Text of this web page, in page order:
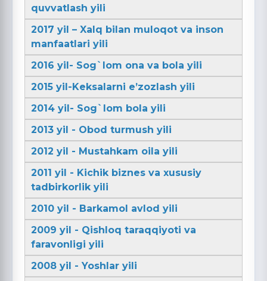
quvvatlash yili
2017 yil – Xalq bilan muloqot va inson
manfaatlari yili
2016 yil- Sog`lom ona va bola yili
2015 yil-Keksalarni e’zozlash yili
2014 yil- Sog`lom bola yili
2013 yil - Obod turmush yili
2012 yil - Mustahkam oila yili
2011 yil - Kichik biznes va xususiy
tadbirkorlik yili
2010 yil - Barkamol avlod yili
2009 yil - Qishloq taraqqiyoti va
faravonligi yili
2008 yil - Yoshlar yili